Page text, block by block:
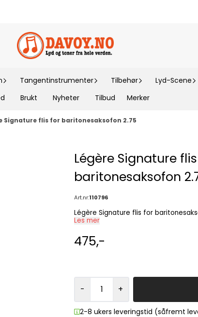
Tangentinstrumenter Tilbehør Lyd-Scene
Brukt Nyheter Tilbud Merker
Signature flis for baritonesaksofon 2.75
Légère Signature
baritonesaksofon
Art.nr:110796
Légère Signature flis for
Les mer
475,-
- +
2-8 ukers leveringstid (såfremt